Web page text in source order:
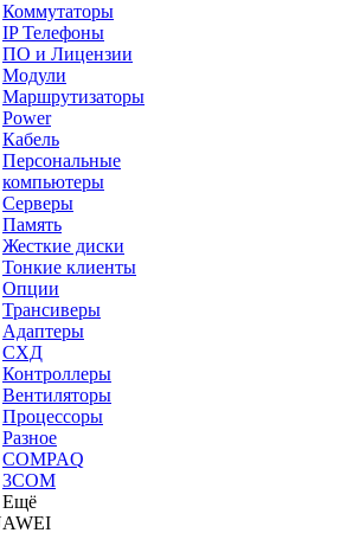
Коммутаторы
IP Телефоны
ПО и Лицензии
Модули
Маршрутизаторы
Power
Кабель
Персональные
компьютеры
Серверы
Память
Жесткие диски
Тонкие клиенты
Опции
Трансиверы
Адаптеры
СХД
Контроллеры
Вентиляторы
Процессоры
Разное
COMPAQ
3COM
Ещё